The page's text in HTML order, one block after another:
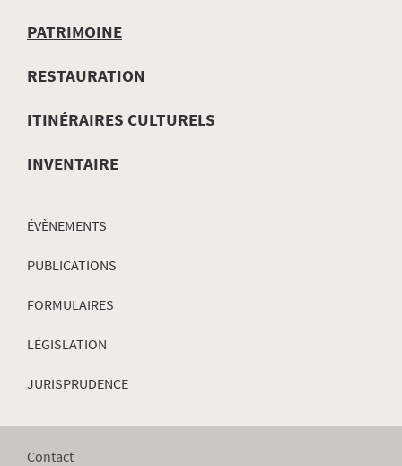
MENU
DE
PATRIMOINE
RESTAURATION
ITINÉRAIRES CULTURELS
INVENTAIRE
ÉVÈNEMENTS
PUBLICATIONS
FORMULAIRES
LÉGISLATION
JURISPRUDENCE
Contact